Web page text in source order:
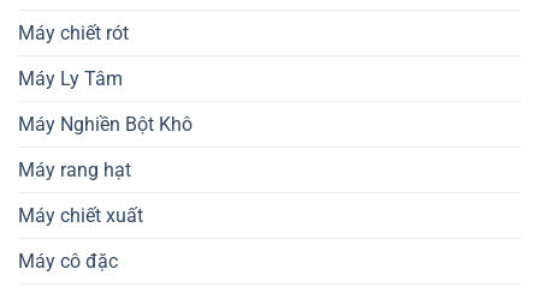
Máy chiết rót
Máy Ly Tâm
Máy Nghiền Bột Khô
Máy rang hạt
Máy chiết xuất
Máy cô đặc